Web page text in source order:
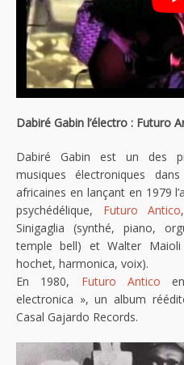
Dabiré Gabin l’électro : Futuro
Dabiré Gabin est un des
musiques électroniques
africaines en lançant en 1979
psychédélique, Futuro Antico
Sinigaglia (synthé, piano,
temple bell) et Walter
hochet, harmonica, voix).
En 1980, Futuro Antico
electronica », un album
Casal Gajardo Records.